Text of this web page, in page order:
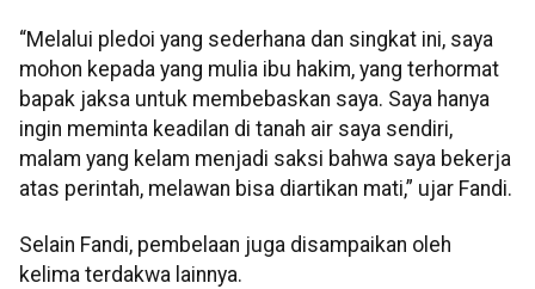
“Melalui pledoi yang sederhana dan singkat ini, saya
mohon kepada yang mulia ibu hakim, yang terhormat
bapak jaksa untuk membebaskan saya. Saya hanya
ingin meminta keadilan di tanah air saya sendiri,
malam yang kelam menjadi saksi bahwa saya bekerja
atas perintah, melawan bisa diartikan mati,” ujar Fandi.
Selain Fandi, pembelaan juga disampaikan oleh
kelima terdakwa lainnya.